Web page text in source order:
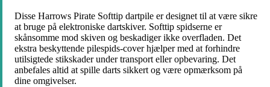
Disse Harrows Pirate Softtip dartpile er designet til at være sikre
at bruge på elektroniske dartskiver. Softtip spidserne er
skånsomme mod skiven og beskadiger ikke overfladen. Det
ekstra beskyttende pilespids-cover hjælper med at forhindre
utilsigtede stikskader under transport eller opbevaring. Det
anbefales altid at spille darts sikkert og være opmærksom på
dine omgivelser.